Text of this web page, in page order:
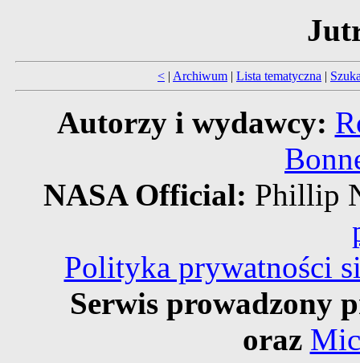
< | Archiwum | Lista tematyczna |
Autorzy i wydawcy:
NASA Official: Phillip
Polityka prywatności
Serwis prowadzony
oraz